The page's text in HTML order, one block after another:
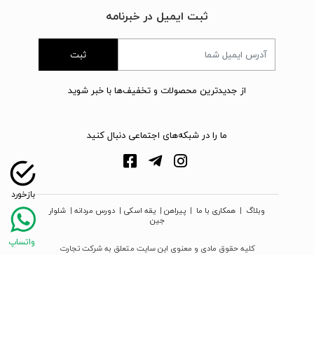
ثبت ایمیل در خبرنامه
ثبت
از جدیدترین محصولات و تخفیف‌ها با خبر شوید
ما را در شبکه‌های اجتماعی دنبال کنید
وبلاگ | همکاری با ما | پیراهن | یقه اسکی | دورس مردانه | شلوار
جین
کلیه حقوق مادی و معنوی این سایت متعلق به شرکت تجارت